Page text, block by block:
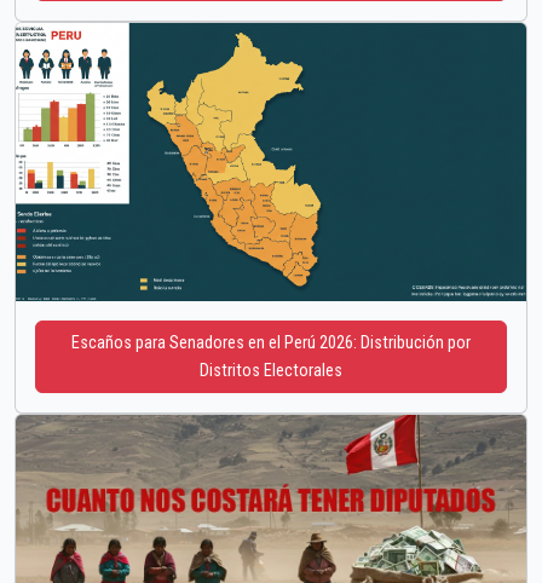
Escaños para Senadores en el Perú 2026: Distribución por
Distritos Electorales